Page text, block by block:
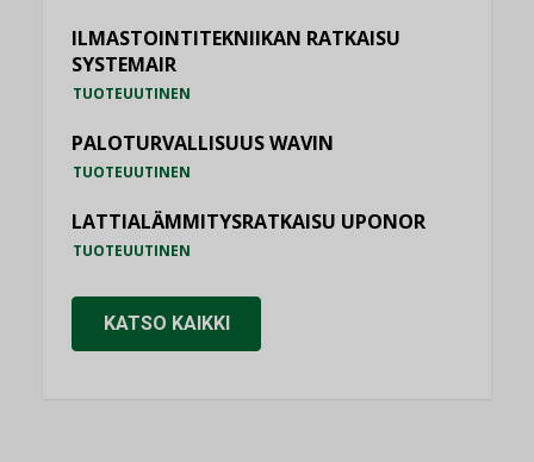
ILMASTOINTITEKNIIKAN RATKAISU
SYSTEMAIR
TUOTEUUTINEN
PALOTURVALLISUUS WAVIN
TUOTEUUTINEN
LATTIALÄMMITYSRATKAISU UPONOR
TUOTEUUTINEN
KATSO KAIKKI